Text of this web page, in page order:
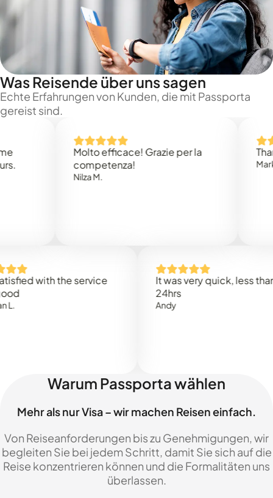
Was Reisende über uns sagen
Echte Erfahrungen von Kunden, die mit Passporta
gereist sind.
Molto efficace! Grazie per la
competenza!
Nilza M.
Thank
Mark N.
with the service
It was very quick, less than
24hrs
Warum Passporta wählen
Mehr als nur Visa – wir machen Reisen einfach.
Von Reiseanforderungen bis zu Genehmigungen, wir
begleiten Sie bei jedem Schritt, damit Sie sich auf die
Reise konzentrieren können und die Formalitäten uns
überlassen.